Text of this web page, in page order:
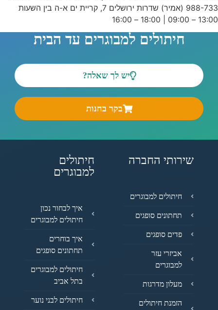
988-733 (אמיר) שדרות ירושלים 7, קריית ים א-ה בין השעות
13:00 – 09:00 | 18:00 – 16:00
חיתולים למבוגרים עד הבית
יש לך שאלה?
בקר בחנות
שירותי החברה
חיתולים למבוגרים
תחתונים סופגים
פדים סופגים
אביזרי עזר
למבוגרים
מעלון מדרגות
הזמנת חיתולים
חיתולים
למבוגרים
איך לבחור נכון
חיתולים למבוגרים
איך בוחרים
תחתונים סופגים
חיתולים למבוגרים
בתל אביב
חיתולים לבני נוער